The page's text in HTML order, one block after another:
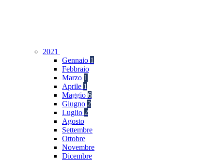
2021
Gennaio 1
Febbraio
Marzo 1
Aprile 1
Maggio 6
Giugno 2
Luglio 2
Agosto
Settembre
Ottobre
Novembre
Dicembre